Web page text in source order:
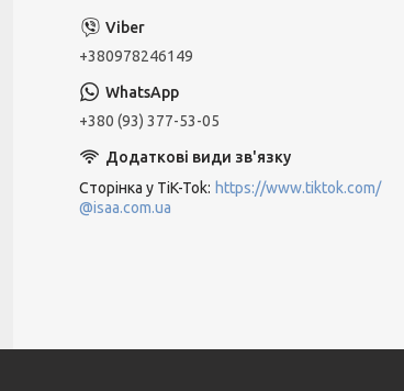
+380978246149
+380 (93) 377-53-05
Сторінка у TiK-Tok https://www.tiktok.com/
@isaa.com.ua